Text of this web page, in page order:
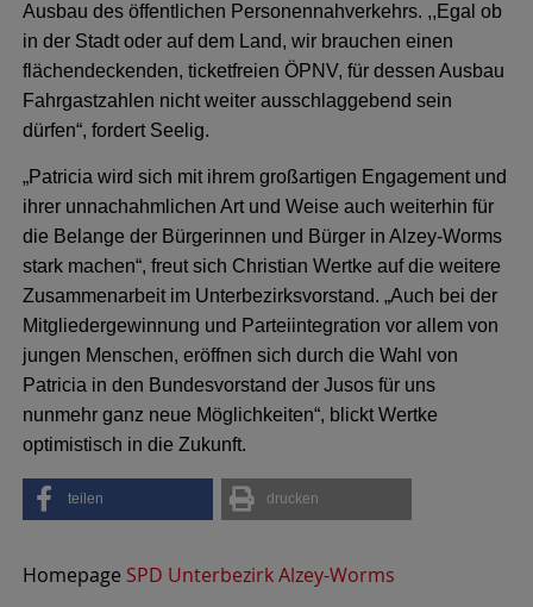
Ausbau des öffentlichen Personennahverkehrs. ,,Egal ob
in der Stadt oder auf dem Land, wir brauchen einen
flächendeckenden, ticketfreien ÖPNV, für dessen Ausbau
Fahrgastzahlen nicht weiter ausschlaggebend sein
dürfen“, fordert Seelig.
„Patricia wird sich mit ihrem großartigen Engagement und
ihrer unnachahmlichen Art und Weise auch weiterhin für
die Belange der Bürgerinnen und Bürger in Alzey-Worms
stark machen“, freut sich Christian Wertke auf die weitere
Zusammenarbeit im Unterbezirksvorstand. „Auch bei der
Mitgliedergewinnung und Parteiintegration vor allem von
jungen Menschen, eröffnen sich durch die Wahl von
Patricia in den Bundesvorstand der Jusos für uns
nunmehr ganz neue Möglichkeiten“, blickt Wertke
optimistisch in die Zukunft.
teilen drucken
Homepage SPD Unterbezirk Alzey-Worms